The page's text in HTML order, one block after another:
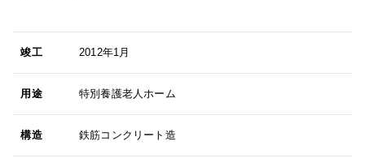
竣工 2012年1月
用途 特別養護老人ホーム
構造 鉄筋コンクリート造